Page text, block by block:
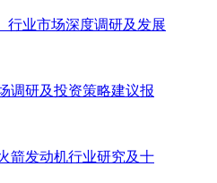
行业市场深度调研及发展
调研及投资策略建议报
箭发动机行业研究及十